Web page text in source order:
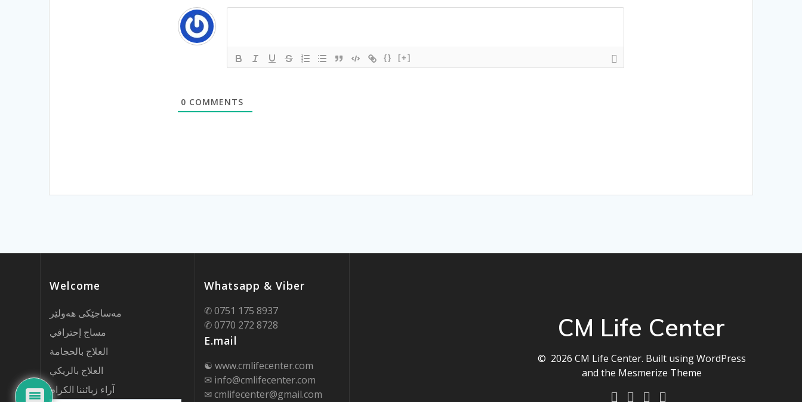
{} [+]
0 COMMENTS
Welcome
مەساجێکی هەولێر
مساج إحترافي
العلاج بالحجامة
العلاج بالريكي
آراء زبائننا الكرام
Whatsapp & Viber
✆ 0751 175 8937
✆ 0770 272 8728
E.mail
☯ www.cmlifecenter.com
✉ info@cmlifecenter.com
✉ cmlifecenter@gmail.com
CM Life Center
© 2026 CM Life Center. Built using WordPress
and the Mesmerize Theme